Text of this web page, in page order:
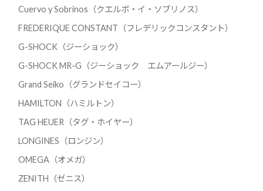
Cuervo y Sobrinos（クエルボ・イ・ソブリノス）
FREDERIQUE CONSTANT（フレデリックコンスタント）
G-SHOCK（ジーショック）
G-SHOCK MR-G（ジーショック エムアールジー）
Grand Seiko（グランドセイコー）
HAMILTON（ハミルトン）
TAG HEUER（タグ・ホイヤー）
LONGINES（ロンジン）
OMEGA（オメガ）
ZENITH（ゼニス）